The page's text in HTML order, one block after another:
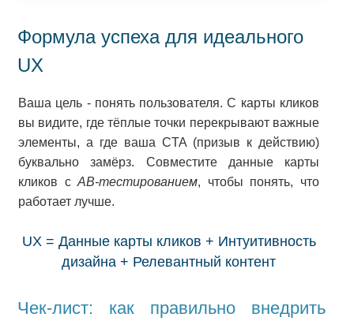
Формула успеха для идеального
UX
Ваша цель - понять пользователя. С карты кликов
вы видите, где тёплые точки перекрывают важные
элементы, а где ваша CTA (призыв к действию)
буквально замёрз. Совместите данные карты
кликов сAB-тестированием, чтобы понять, что
работает лучше.
UX = Данные карты кликов + Интуитивность
дизайна + Релевантный контент
Чек-лист: как правильно внедрить